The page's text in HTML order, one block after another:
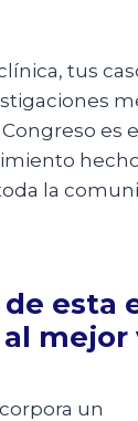
tus
es
la
esta
mejor
un